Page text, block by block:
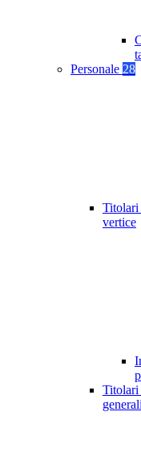
Personale 28
Titolari
vertice
Titolari